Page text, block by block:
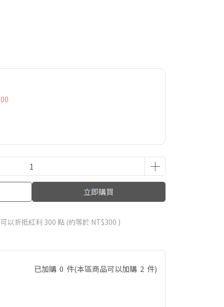
立即購買
以折抵紅利 300 點 (約等於 NT$300 )
已加購 0 件(本區商品可以加購 2 件)